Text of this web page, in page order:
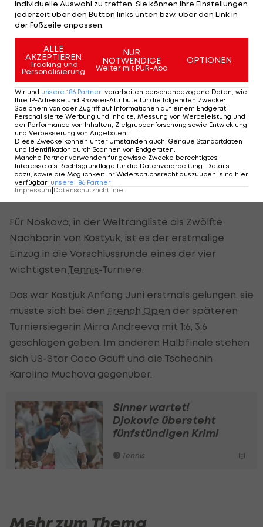
Kostjuk marschiert ins Halbfinale
im Eiltempo erstmals das Halbfinale des
Rasenklassikers erreicht.
In 69 Minuten setzte sich die Nummer 13 der
Weltrangliste gegen die italienische Finalistin
2024, Jasmine Paolini, mit 6:3, 6:2 durch.
Kostyuk, die unlängst in Paris ihr erstes Major-
Halbfinale verbucht hatte, trifft nun auf die 21-
jährige Tschechin Linda Noskova, die Belgiens Elise
Mertens mit 6:3, 7:5 eliminierte.
Für Noskova, in der Weltrangliste als Zwölfte
Nachbarin von Kostyuk, ist es der erstmalige
Einzug in die Vorschlussrunde eines der vier
wichtigsten Tennis-Turniere.
Das war Kostjuk Anfang Juni erstmals gelungen, sie
musste sich bei den French Open der späteren
Turniersiegerin Mirra Andreeva mit 1:6, 3:6
geschlagen geben. Im anderen Halbfinale stehen
sich US-Star Coco Gauff und die Tschechin
Karolina Muchova gegenüber.
Sinner wartet!
Djokovic übersteht
fünfstündigen Krimi
Tennis
individuelle Auswahl zu treffen. Sie können Ihre Einstellungen
jederzeit über den Button links unten bzw. über den Link in
der Fußzeile anpassen.
ALLE
AKZEPTIEREN
Tracking und
Personalisierung
NUR
NOTWENDIGE
Weiter mit PUR-Abo
OPTIONEN
Wir und unsere 186 Partner verarbeiten personenbezogene Daten, wie
Ihre IP-Adresse und Browser-Attribute für die folgenden Zwecke:
Speichern von oder Zugriff auf Informationen auf einem Endgerät;
Personalisierte Werbung und Inhalte, Messung von Werbeleistung und
der Performance von Inhalten, Zielgruppenforschung sowie Entwicklung
und Verbesserung von Angeboten.
Diese Zwecke können unter Umständen auch: Genaue Standortdaten
und Identifikation durch Scannen von Endgeräten.
Manche Partner verwenden für gewisse Zwecke berechtigtes
Interesse als Rechtsgrundlage für die Datenverarbeitung. Details
dazu, sowie die Möglichkeit Ihr Widerspruchsrecht auszuüben, sind hier
verfügbar: unsere 186 Partner
Impressum Datenschutzrichtlinie